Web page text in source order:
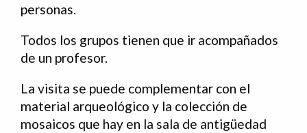
personas.
Todos los grupos tienen que ir acompañados
de un profesor.
La visita se puede complementar con el
material arqueológico y la colección de
mosaicos que hay en la sala de antigüedad